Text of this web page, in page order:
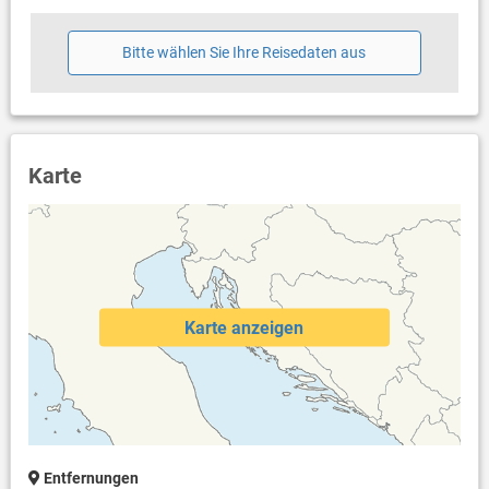
Bitte wählen Sie Ihre Reisedaten aus
Karte
Karte anzeigen
Entfernungen